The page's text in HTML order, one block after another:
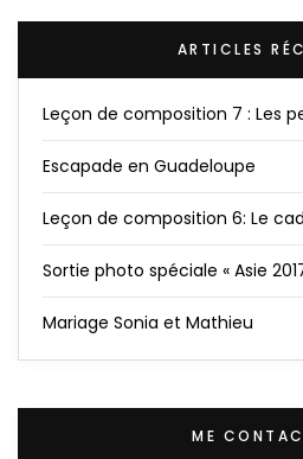
ARTICLES
Leçon de composition 7 : Les
Escapade en Guadeloupe
Leçon de composition 6: Le
Sortie photo spéciale « Asie
Mariage Sonia et Mathieu
ME